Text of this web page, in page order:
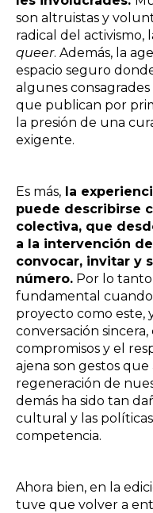
son altruistas y
radical del activismo,
queer. Además, la
espacio seguro
algunes
que publican por
la presión de una
exigente.
Es más, la
puede describirse
colectiva, que
a la intervención
convocar, invitar y
número. Por lo
fundamental
proyecto como este,
conversación
compromisos y el
ajena son gestos
regeneración de
demás ha sido tan
cultural y las
competencia.
Ahora bien, en la
tuve que volver a